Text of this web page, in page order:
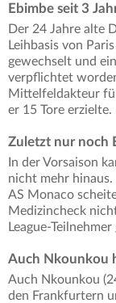
Ebimbe seit 3
Der 24 Jahre alte
Leihbasis von
gewechselt und
verpflichtet
Mittelfeldakteur
er 15 Tore erzielte.
Zuletzt nur noch
In der Vorsaison
nicht mehr
AS Monaco
Medizincheck
League-
Auch Nkounkou
Auch Nkounkou
den Frankfurtern